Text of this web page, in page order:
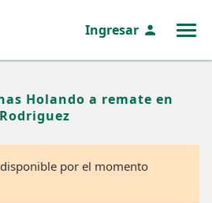
Ingresar
Holando a remate en
por el momento